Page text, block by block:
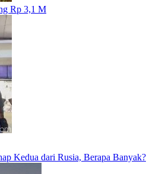
Rp 3,1 M
Kedua dari Rusia, Berapa Banyak?